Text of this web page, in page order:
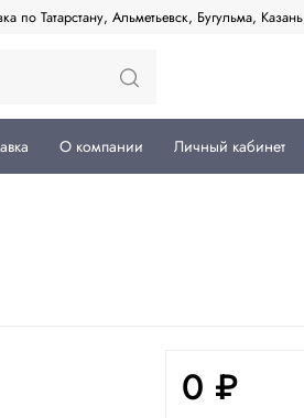
по Татарстану, Альметьевск, Бугульма,
О компании Личный кабинет
0 ₽